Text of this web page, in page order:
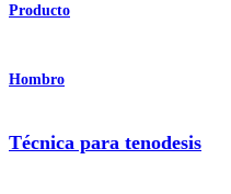
Producto
Hombro
Técnica para tenodesis